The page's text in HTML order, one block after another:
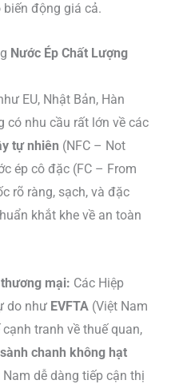
động giá cả.
Nước Ép Chất Lượng
EU, Nhật Bản, Hàn
có nhu cầu rất lớn về các
tự nhiên (NFC – Not
ép cô đặc (FC – From
rõ ràng, sạch, và đặc
khắt khe về an toàn
mại: Các Hiệp
do như EVFTA(Việt Nam
tranh về thuế quan,
chanh không hạt
Nam dễ dàng tiếp cận thị